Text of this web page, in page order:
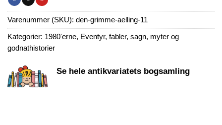
Varenummer (SKU): den-grimme-aelling-11
Kategorier: 1980'erne, Eventyr, fabler, sagn, myter og
godnathistorier
Se hele antikvariatets bogsamling